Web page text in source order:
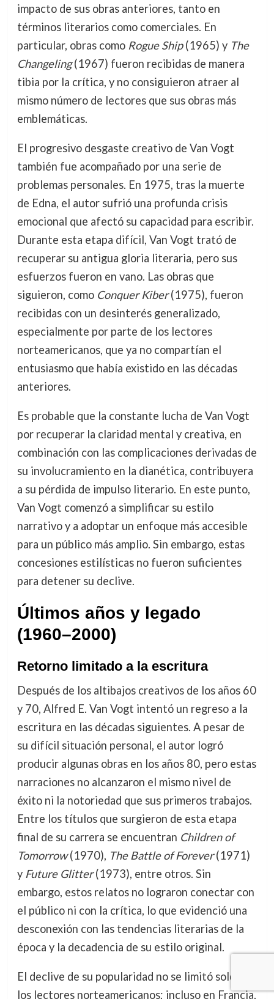
impacto de sus obras anteriores, tanto en
términos literarios como comerciales. En
particular, obras como Rogue Ship(1965) y The
Changeling(1967) fueron recibidas de manera
tibia por la crítica, y no consiguieron atraer al
mismo número de lectores que sus obras más
emblemáticas.
El progresivo desgaste creativo de Van Vogt
también fue acompañado por una serie de
problemas personales. En 1975, tras la muerte
de Edna, el autor sufrió una profunda crisis
emocional que afectó su capacidad para escribir.
Durante esta etapa difícil, Van Vogt trató de
recuperar su antigua gloria literaria, pero sus
esfuerzos fueron en vano. Las obras que
siguieron, como Conquer Kiber(1975), fueron
recibidas con un desinterés generalizado,
especialmente por parte de los lectores
norteamericanos, que ya no compartían el
entusiasmo que había existido en las décadas
anteriores.
Es probable que la constante lucha de Van Vogt
por recuperar la claridad mental y creativa, en
combinación con las complicaciones derivadas de
su involucramiento en la dianética, contribuyera
a su pérdida de impulso literario. En este punto,
Van Vogt comenzó a simplificar su estilo
narrativo y a adoptar un enfoque más accesible
para un público más amplio. Sin embargo, estas
concesiones estilísticas no fueron suficientes
para detener su declive.
Últimos años y legado
(1960–2000)
Retorno limitado a la escritura
Después de los altibajos creativos de los años 60
y 70, Alfred E. Van Vogt intentó un regreso a la
escritura en las décadas siguientes. A pesar de
su difícil situación personal, el autor logró
producir algunas obras en los años 80, pero estas
narraciones no alcanzaron el mismo nivel de
éxito ni la notoriedad que sus primeros trabajos.
Entre los títulos que surgieron de esta etapa
final de su carrera se encuentran Children of
Tomorrow(1970), The Battle of Forever(1971)
y Future Glitter(1973), entre otros. Sin
embargo, estos relatos no lograron conectar con
el público ni con la crítica, lo que evidenció una
desconexión con las tendencias literarias de la
época y la decadencia de su estilo original.
El declive de su popularidad no se limitó solo a
los lectores norteamericanos; incluso en Francia,